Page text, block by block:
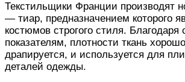
Текстильщики Франции производят
— тиар, предназначением которого
костюмов строгого стиля. Благодаря
показателям, плотности ткань
драпируется, и используется для
деталей одежды.